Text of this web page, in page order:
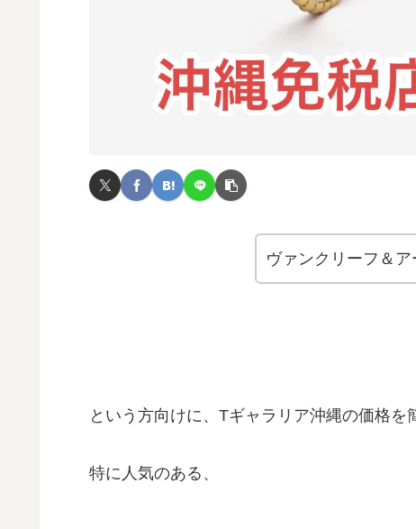
ヴァンクリーフ＆
という方向けに、Tギャラリア沖縄の価格を
特に人気のある、